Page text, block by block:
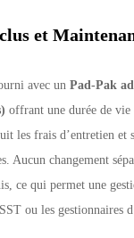
et
avec unPad-Pak
offrant une durée de vie
les frais d’entretien et
Aucun changement
ce qui permet une
ou les gestionnaires